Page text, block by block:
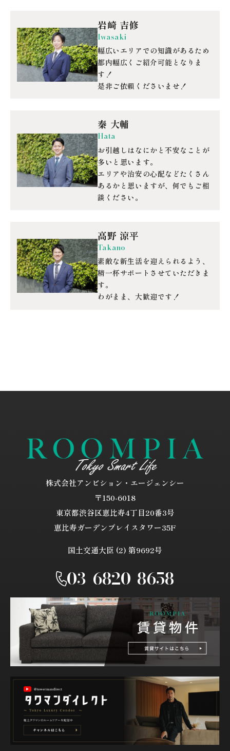
岩崎 吉修
Iwasaki
幅広いエリアでの知識があるため
都内幅広くご紹介可能となりま
す！
是非ご依頼くださいませ！
秦 大輔
Hata
お引越しはなにかと不安なことが
多いと思います。
エリアや治安の心配などたくさん
あるかと思いますが、何でもご相
談ください。
高野 涼平
Takano
素敵な新生活を迎えられるよう、
精一杯サポートさせていただきま
す。
わがまま、大歓迎です！
株式会社アンビション・エージェンシー
〒150-6018
東京都渋谷区恵比寿4丁目20番3号
恵比寿ガーデンプレイスタワー35F
国土交通大臣 (2) 第9692号
03-6820-8658